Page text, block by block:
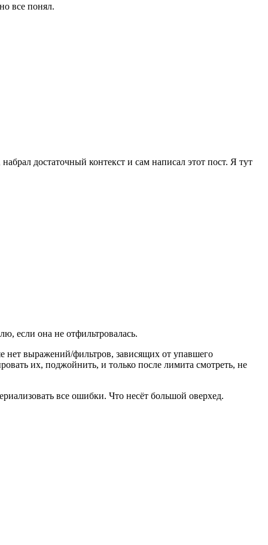
все понял.
достаточный контекст и сам написал этот пост. Я тут
если она не отфильтровалась.
нет выражений/фильтров, зависящих от упавшего
их, поджойнить, и только после лимита смотреть, не
все ошибки. Что несёт большой оверхед.